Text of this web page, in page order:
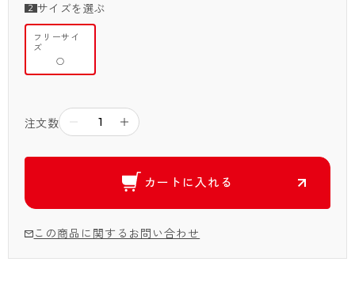
サイズを選ぶ
フリーサイ
ズ
○
注文数 ＋
カートに入れる
この商品に関するお問い合わせ